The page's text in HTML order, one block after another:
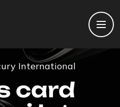
International
card